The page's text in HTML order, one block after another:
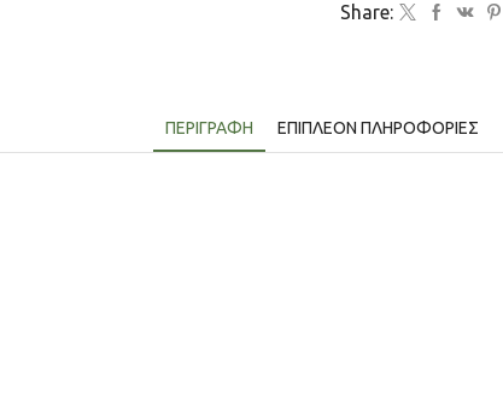
Share:
ΠΕΡΙΓΡΑΦΉ ΕΠΙΠΛΈΟΝ ΠΛΗΡΟΦΟΡΊΕΣ